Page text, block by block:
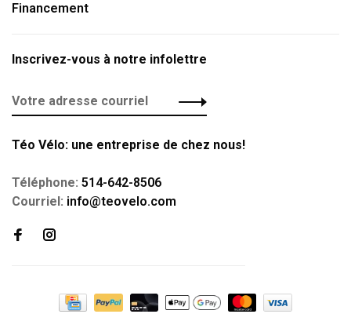
Financement
Inscrivez-vous à notre infolettre
Téo Vélo: une entreprise de chez nous!
Téléphone: 514-642-8506
Courriel: info@teovelo.com